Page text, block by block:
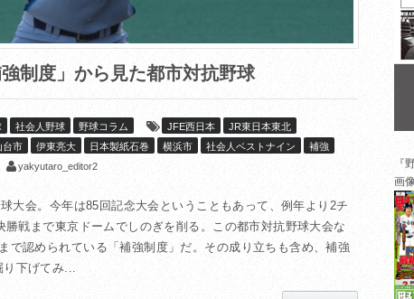
制度」から見た都市対抗野球
社会人野球 野球コラム JFE西日本
JR東日本東北
台市 伊東亮大 日本製紙石巻 横浜市 社会人ベストナイン
補強
yakyutaro_editor2
大会。今年は85回記念大会ということもあって、例年より2チ
戦まで東京ドームでしのぎを削る。この都市対抗野球大会な
で認められている「補強制度」だ。その成り立ちも含め、補強
り下げてみ...
『
画